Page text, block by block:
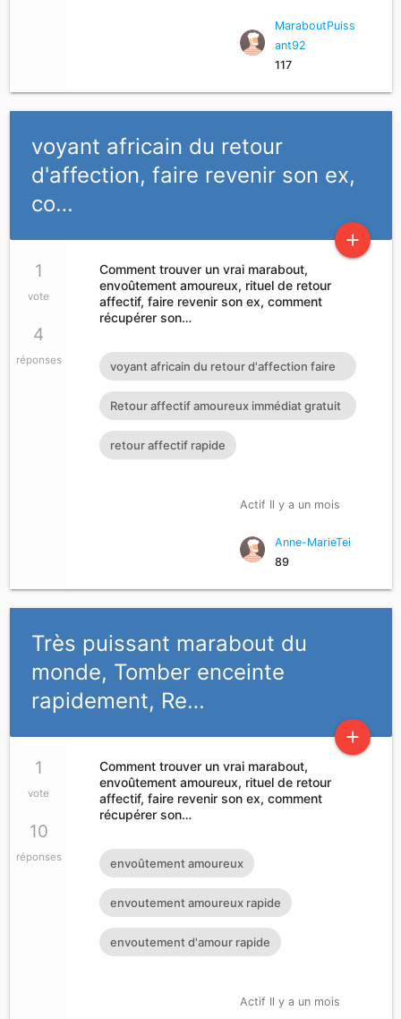
MaraboutPuiss
ant92
117
voyant africain du retour
d'affection, faire revenir son ex,
co…
add
1
vote
4
réponses
Comment trouver un vrai marabout,
envoûtement amoureux, rituel de retour
affectif, faire revenir son ex, comment
récupérer son…
voyant africain du retour d'affection faire
revenir son ex comment tomber enceinte
rapidement Retour affectif immédiat
Comment trouver un vrai marabout Retour
maitre.fa.olouwoashewa@gmail.com
CONTACT SUR WHATSAPP : +233 57 651
Retour affectif amoureux immédiat gratuit
Rituel retour affectif
retour affectif rapide
Actif Il y a un mois
Anne-MarieTei
89
Très puissant marabout du
monde, Tomber enceinte
rapidement, Re…
add
1
vote
10
réponses
Comment trouver un vrai marabout,
envoûtement amoureux, rituel de retour
affectif, faire revenir son ex, comment
récupérer son…
envoûtement amoureux
envoutement amoureux rapide
envoutement d'amour rapide
Actif Il y a un mois